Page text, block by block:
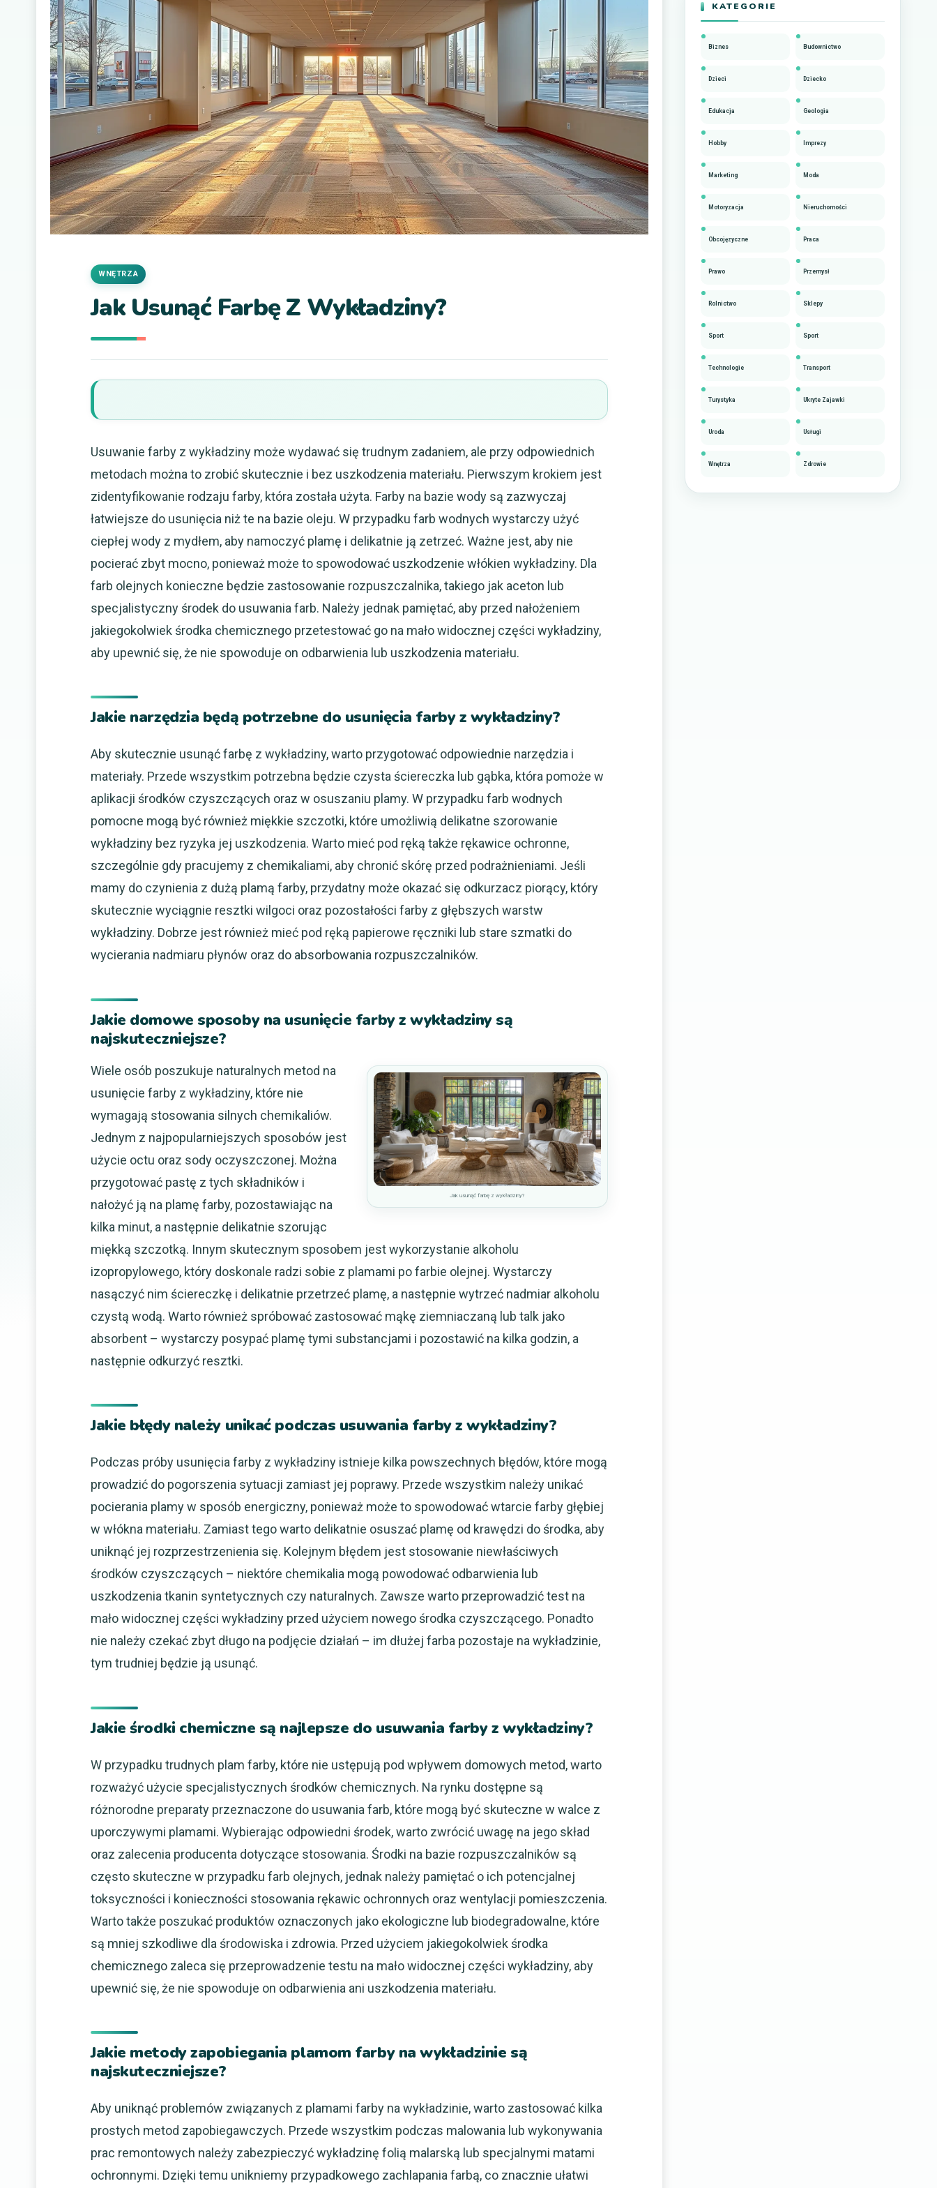
Jak Usunąć Farbę Z Wykładziny?
WNĘTRZA
Usuwanie farby z wykładziny może wydawać się trudnym zadaniem, ale przy odpowiednich
metodach można to zrobić skutecznie i bez uszkodzenia materiału. Pierwszym krokiem jest
zidentyfikowanie rodzaju farby, która została użyta. Farby na bazie wody są zazwyczaj
łatwiejsze do usunięcia niż te na bazie oleju. W przypadku farb wodnych wystarczy użyć
ciepłej wody z mydłem, aby namoczyć plamę i delikatnie ją zetrzeć. Ważne jest, aby nie
pocierać zbyt mocno, ponieważ może to spowodować uszkodzenie włókien wykładziny. Dla
farb olejnych konieczne będzie zastosowanie rozpuszczalnika, takiego jak aceton lub
specjalistyczny środek do usuwania farb. Należy jednak pamiętać, aby przed nałożeniem
jakiegokolwiek środka chemicznego przetestować go na mało widocznej części wykładziny,
aby upewnić się, że nie spowoduje on odbarwienia lub uszkodzenia materiału.
Jakie narzędzia będą potrzebne do usunięcia farby z wykładziny?
Aby skutecznie usunąć farbę z wykładziny, warto przygotować odpowiednie narzędzia i
materiały. Przede wszystkim potrzebna będzie czysta ściereczka lub gąbka, która pomoże w
aplikacji środków czyszczących oraz w osuszaniu plamy. W przypadku farb wodnych
pomocne mogą być również miękkie szczotki, które umożliwią delikatne szorowanie
wykładziny bez ryzyka jej uszkodzenia. Warto mieć pod ręką także rękawice ochronne,
szczególnie gdy pracujemy z chemikaliami, aby chronić skórę przed podrażnieniami. Jeśli
mamy do czynienia z dużą plamą farby, przydatny może okazać się odkurzacz piorący, który
skutecznie wyciągnie resztki wilgoci oraz pozostałości farby z głębszych warstw
wykładziny. Dobrze jest również mieć pod ręką papierowe ręczniki lub stare szmatki do
wycierania nadmiaru płynów oraz do absorbowania rozpuszczalników.
Jakie domowe sposoby na usunięcie farby z wykładziny są
najskuteczniejsze?
Jak usunąć farbę z wykładziny?
Wiele osób poszukuje naturalnych metod na
usunięcie farby z wykładziny, które nie
wymagają stosowania silnych chemikaliów.
Jednym z najpopularniejszych sposobów jest
użycie octu oraz sody oczyszczonej. Można
przygotować pastę z tych składników i
nałożyć ją na plamę farby, pozostawiając na
kilka minut, a następnie delikatnie szorując
miękką szczotką. Innym skutecznym sposobem jest wykorzystanie alkoholu
izopropylowego, który doskonale radzi sobie z plamami po farbie olejnej. Wystarczy
nasączyć nim ściereczkę i delikatnie przetrzeć plamę, a następnie wytrzeć nadmiar alkoholu
czystą wodą. Warto również spróbować zastosować mąkę ziemniaczaną lub talk jako
absorbent – wystarczy posypać plamę tymi substancjami i pozostawić na kilka godzin, a
następnie odkurzyć resztki.
Jakie błędy należy unikać podczas usuwania farby z wykładziny?
Podczas próby usunięcia farby z wykładziny istnieje kilka powszechnych błędów, które mogą
prowadzić do pogorszenia sytuacji zamiast jej poprawy. Przede wszystkim należy unikać
pocierania plamy w sposób energiczny, ponieważ może to spowodować wtarcie farby głębiej
w włókna materiału. Zamiast tego warto delikatnie osuszać plamę od krawędzi do środka, aby
uniknąć jej rozprzestrzenienia się. Kolejnym błędem jest stosowanie niewłaściwych
środków czyszczących – niektóre chemikalia mogą powodować odbarwienia lub
uszkodzenia tkanin syntetycznych czy naturalnych. Zawsze warto przeprowadzić test na
mało widocznej części wykładziny przed użyciem nowego środka czyszczącego. Ponadto
nie należy czekać zbyt długo na podjęcie działań – im dłużej farba pozostaje na wykładzinie,
tym trudniej będzie ją usunąć.
Jakie środki chemiczne są najlepsze do usuwania farby z wykładziny?
W przypadku trudnych plam farby, które nie ustępują pod wpływem domowych metod, warto
rozważyć użycie specjalistycznych środków chemicznych. Na rynku dostępne są
różnorodne preparaty przeznaczone do usuwania farb, które mogą być skuteczne w walce z
uporczywymi plamami. Wybierając odpowiedni środek, warto zwrócić uwagę na jego skład
oraz zalecenia producenta dotyczące stosowania. Środki na bazie rozpuszczalników są
często skuteczne w przypadku farb olejnych, jednak należy pamiętać o ich potencjalnej
toksyczności i konieczności stosowania rękawic ochronnych oraz wentylacji pomieszczenia.
Warto także poszukać produktów oznaczonych jako ekologiczne lub biodegradowalne, które
są mniej szkodliwe dla środowiska i zdrowia. Przed użyciem jakiegokolwiek środka
chemicznego zaleca się przeprowadzenie testu na mało widocznej części wykładziny, aby
upewnić się, że nie spowoduje on odbarwienia ani uszkodzenia materiału.
Jakie metody zapobiegania plamom farby na wykładzinie są
najskuteczniejsze?
Aby uniknąć problemów związanych z plamami farby na wykładzinie, warto zastosować kilka
prostych metod zapobiegawczych. Przede wszystkim podczas malowania lub wykonywania
prac remontowych należy zabezpieczyć wykładzinę folią malarską lub specjalnymi matami
ochronnymi. Dzięki temu unikniemy przypadkowego zachlapania farbą, co znacznie ułatwi
KATEGORIE
Biznes Budownictwo
Dzieci Dziecko
Edukacja Geologia
Hobby Imprezy
Marketing Moda
Motoryzacja Nieruchomości
Obcojęzyczne Praca
Prawo Przemysł
Rolnictwo Sklepy
Sport Sport
Technologie Transport
Turystyka Ukryte Zajawki
Uroda Usługi
Wnętrza Zdrowie